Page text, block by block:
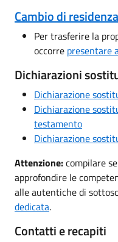
Cambio di
Per trasferire la
occorre presentare
Dichiarazioni
Dichiarazione
Dichiarazione
testamento
Dichiarazione
Attenzione:compilare
approfondire le
alle autentiche di
dedicata.
Contatti e recapiti